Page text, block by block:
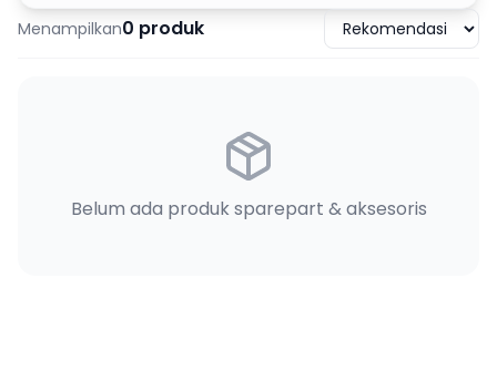
Menampilkan0 produk
Belum ada produk sparepart & aksesoris